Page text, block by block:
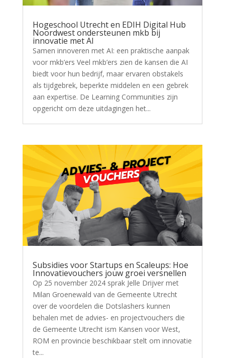
Hogeschool Utrecht en EDIH Digital Hub
Noordwest ondersteunen mkb bij
innovatie met AI
Samen innoveren met AI: een praktische aanpak
voor mkb’ers Veel mkb’ers zien de kansen die AI
biedt voor hun bedrijf, maar ervaren obstakels
als tijdgebrek, beperkte middelen en een gebrek
aan expertise. De Learning Communities zijn
opgericht om deze uitdagingen het...
Subsidies voor Startups en Scaleups: Hoe
Innovatievouchers jouw groei versnellen
Op 25 november 2024 sprak Jelle Drijver met
Milan Groenewald van de Gemeente Utrecht
over de voordelen die Dotslashers kunnen
behalen met de advies- en projectvouchers die
de Gemeente Utrecht ism Kansen voor West,
ROM en provincie beschikbaar stelt om innovatie
te...